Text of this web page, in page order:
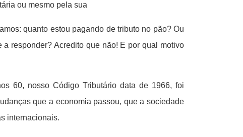
ou mesmo pela sua
quanto estou pagando de tributo no pão? Ou
responder? Acredito que não! E por qual motivo
60, nosso Código Tributário data de 1966, foi
que a economia passou, que a sociedade
internacionais.